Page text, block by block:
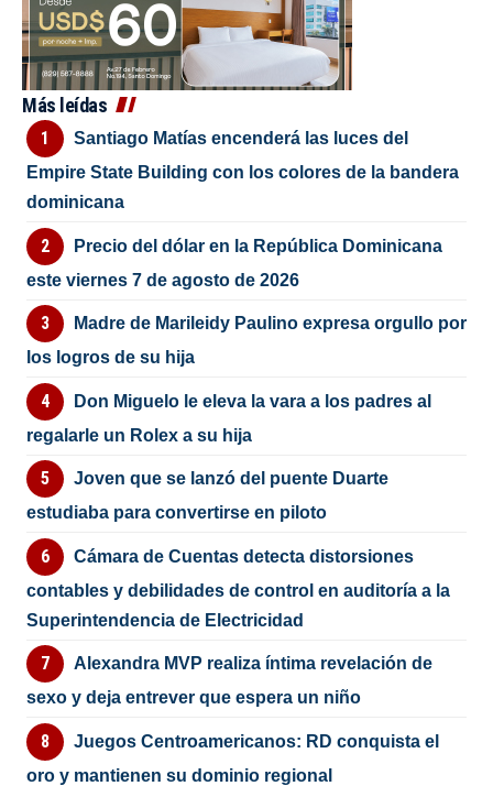
Más leídas
Santiago Matías encenderá las luces del
Empire State Building con los colores de la bandera
dominicana
Precio del dólar en la República Dominicana
este viernes 7 de agosto de 2026
Madre de Marileidy Paulino expresa orgullo por
los logros de su hija
Don Miguelo le eleva la vara a los padres al
regalarle un Rolex a su hija
Joven que se lanzó del puente Duarte
estudiaba para convertirse en piloto
Cámara de Cuentas detecta distorsiones
contables y debilidades de control en auditoría a la
Superintendencia de Electricidad
Alexandra MVP realiza íntima revelación de
sexo y deja entrever que espera un niño
Juegos Centroamericanos: RD conquista el
oro y mantienen su dominio regional